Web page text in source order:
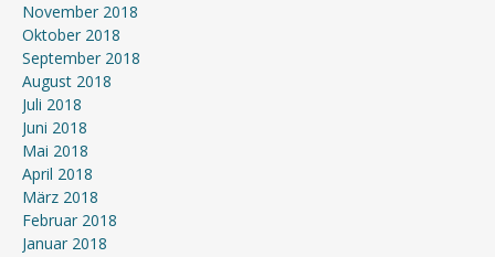
November 2018
Oktober 2018
September 2018
August 2018
Juli 2018
Juni 2018
Mai 2018
April 2018
März 2018
Februar 2018
Januar 2018